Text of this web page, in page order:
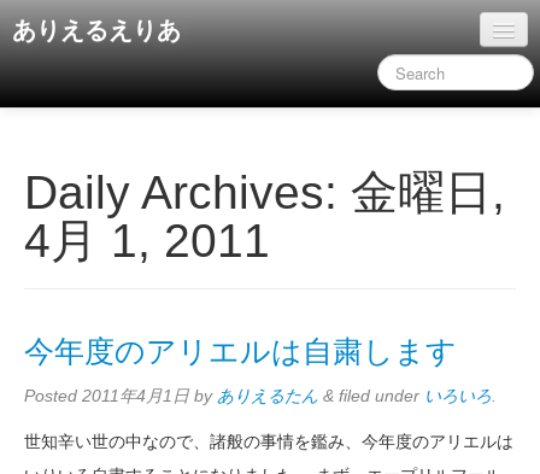
ありえるえりあ
旧コンテンツ
Daily Archives: 金曜日,
4月 1, 2011
今年度のアリエルは自粛します
Posted 2011年4月1日 by ありえるたん & filed under いろいろ
世知辛い世の中なので、諸般の事情を鑑み、今年度のアリエルは